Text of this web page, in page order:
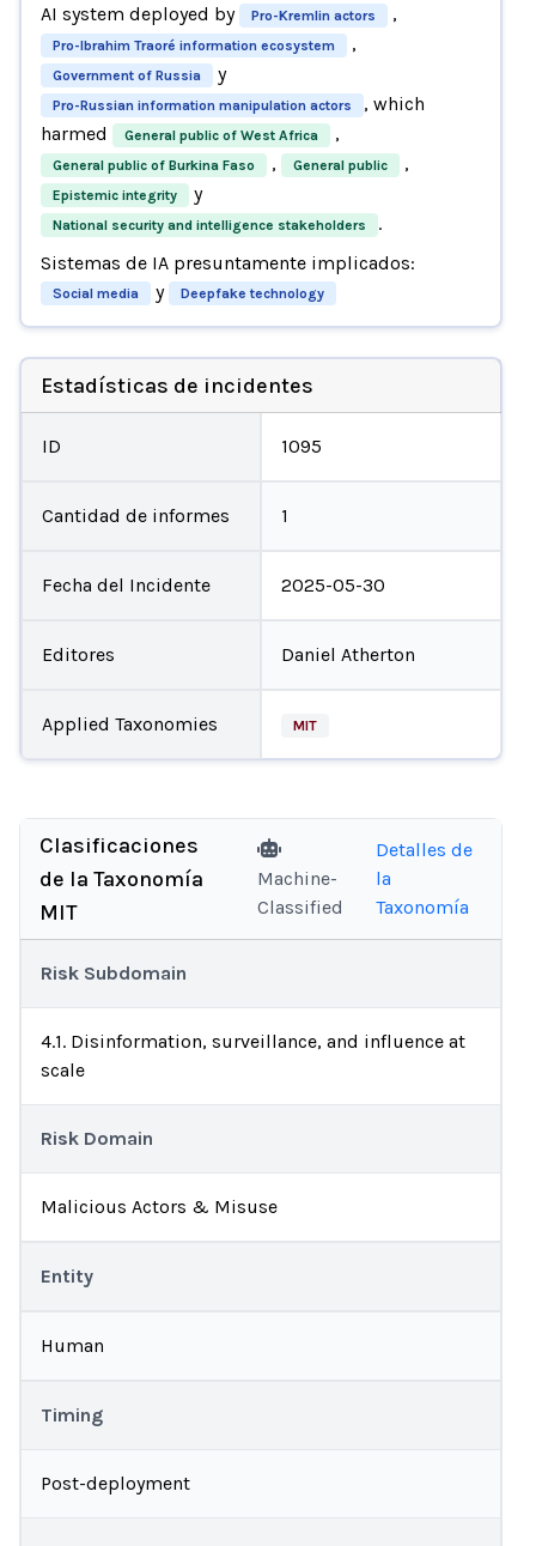
AI system deployed by
Pro-Kremlin actors ,
Pro-Ibrahim Traoré information ecosystem ,
Government of Russia y
Pro-Russian information manipulation actors
, which
harmed
General public of West Africa ,
General public of Burkina Faso , General public ,
Epistemic integrity y
National security and intelligence stakeholders
.
Sistemas de IA presuntamente implicados:
Social media y Deepfake technology
Estadísticas de incidentes
ID 1095
Cantidad de informes 1
Fecha del Incidente 2025-05-30
Editores Daniel Atherton
Applied Taxonomies MIT
Clasificaciones
de la Taxonomía
MIT
Machine-
Classified
Detalles de
la
Taxonomía
Risk Subdomain
4.1. Disinformation, surveillance, and influence at
scale
Risk Domain
Malicious Actors & Misuse
Entity
Human
Timing
Post-deployment